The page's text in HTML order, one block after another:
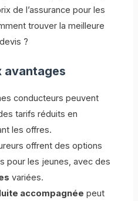
de l’assurance pour les
trouver la meilleure
?
avantages
conducteurs peuvent
tarifs réduits en
les offres.
offrent des options
pour les jeunes, avec des
variées.
accompagnée peut